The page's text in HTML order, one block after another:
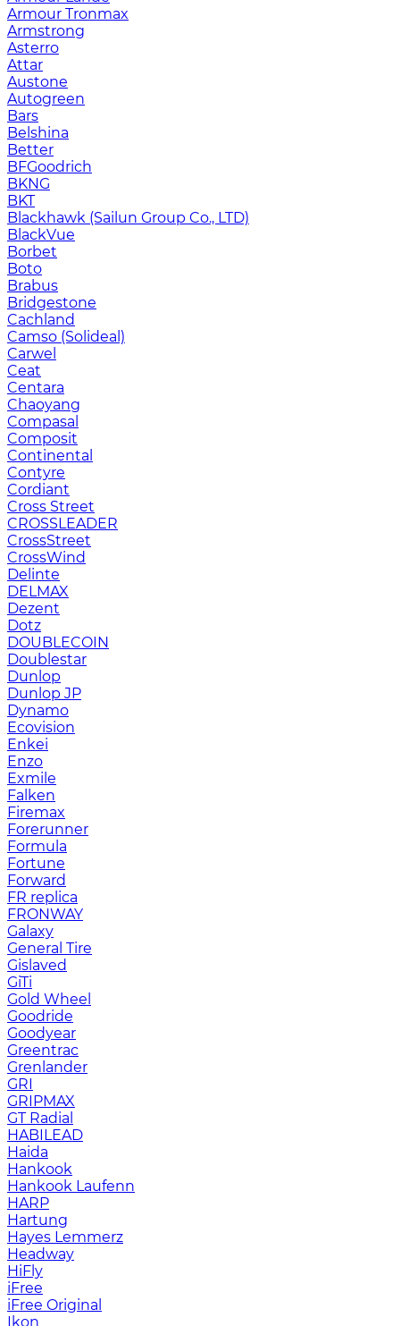
Armour Tronmax
Armstrong
Asterro
Attar
Austone
Autogreen
Bars
Belshina
Better
BFGoodrich
BKNG
BKT
Blackhawk (Sailun Group Co., LTD)
BlackVue
Borbet
Boto
Brabus
Bridgestone
Cachland
Camso (Solideal)
Carwel
Ceat
Centara
Chaoyang
Compasal
Composit
Continental
Contyre
Cordiant
Cross Street
CROSSLEADER
CrossStreet
CrossWind
Delinte
DELMAX
Dezent
Dotz
DOUBLECOIN
Doublestar
Dunlop
Dunlop JP
Dynamo
Ecovision
Enkei
Enzo
Exmile
Falken
Firemax
Forerunner
Formula
Fortune
Forward
FR replica
FRONWAY
Galaxy
General Tire
Gislaved
GiTi
Gold Wheel
Goodride
Goodyear
Greentrac
Grenlander
GRI
GRIPMAX
GT Radial
HABILEAD
Haida
Hankook
Hankook Laufenn
HARP
Hartung
Hayes Lemmerz
Headway
HiFly
iFree
iFree Original
Ikon